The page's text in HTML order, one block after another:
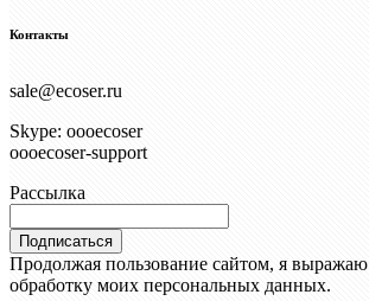
Контакты
sale@ecoser.ru
Skype: oooecoser
oooecoser-support
Рассылка
Подписаться
Продолжая пользование сайтом, я выражаю
обработку моих персональных данных.